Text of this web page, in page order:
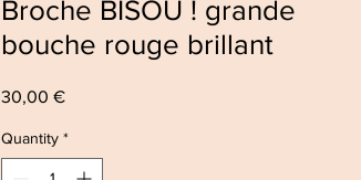
Broche BISOU ! grande
bouche rouge brillant
30,00 €Price
Quantity *